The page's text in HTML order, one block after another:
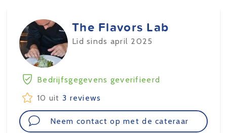
The Flavors Lab
Lid sinds april 2025
Bedrijfsgegevens geverifieerd
10 uit 3 reviews
Neem contact op met de cateraar